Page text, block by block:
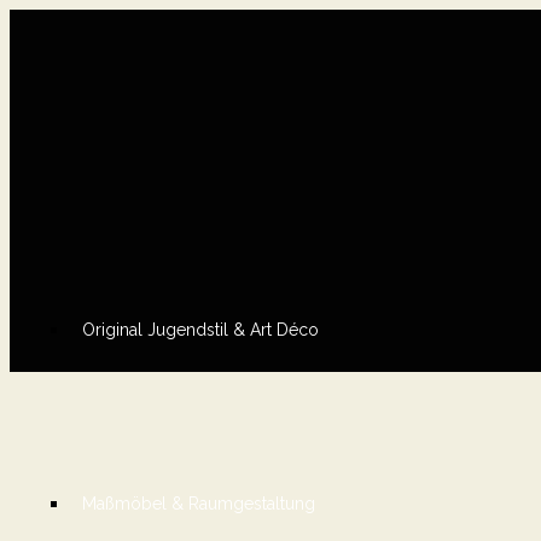
Original Jugendstil & Art Déco
Maßmöbel & Raumgestaltung